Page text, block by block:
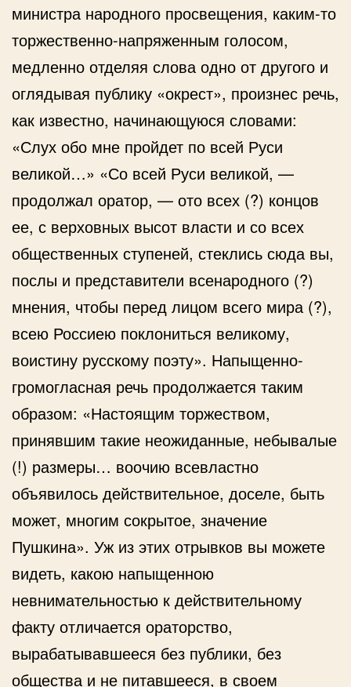
министра народного просвещения, каким-то
торжественно-напряженным голосом,
медленно отделяя слова одно от другого и
оглядывая публику «окрест», произнес речь,
как известно, начинающуюся словами:
«Слух обо мне пройдет по всей Руси
великой…» «Со всей Руси великой, —
продолжал оратор, — ото всех (?) концов
ее, с верховных высот власти и со всех
общественных ступеней, стеклись сюда вы,
послы и представители всенародного (?)
мнения, чтобы перед лицом всего мира (?),
всею Россиею поклониться великому,
воистину русскому поэту». Напыщенно-
громогласная речь продолжается таким
образом: «Настоящим торжеством,
принявшим такие неожиданные, небывалые
(!) размеры… воочию всевластно
объявилось действительное, доселе, быть
может, многим сокрытое, значение
Пушкина». Уж из этих отрывков вы можете
видеть, какою напыщенною
невнимательностью к действительному
факту отличается ораторство,
вырабатывавшееся без публики, без
общества и не питавшееся, в своем